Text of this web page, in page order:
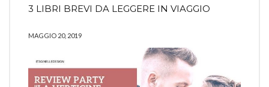
3 LIBRI BREVI DA LEGGERE IN VIAGGIO
MAGGIO 20, 2019